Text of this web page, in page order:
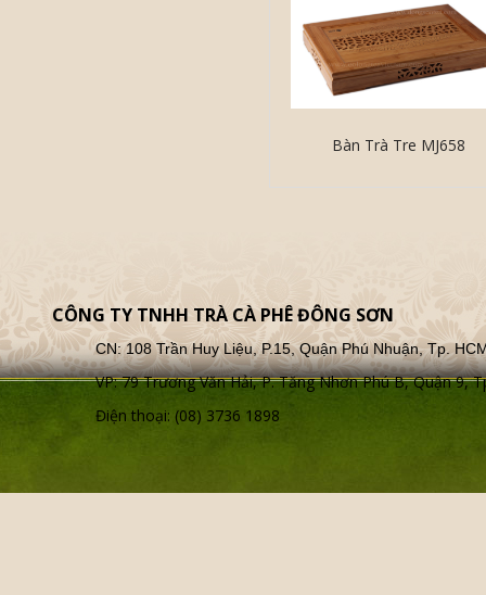
Bàn Trà Tre MJ658
CÔNG TY TNHH TRÀ CÀ PHÊ ĐÔNG SƠN
CN: 108 Trần Huy Liệu, P.15, Quận Phú Nhuận, Tp.
VP: 79 Trương Văn Hải, P. Tăng Nhơn Phú B, Quận 9,
Điện thoại: (08) 3736 1898